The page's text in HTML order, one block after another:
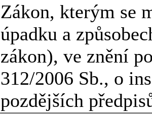
Zákon, kterým se
úpadku a
zákon), ve znění
312/2006 Sb., o
pozdějších